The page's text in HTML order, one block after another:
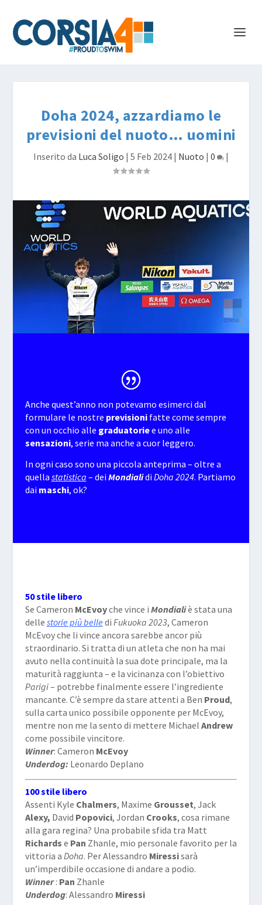
Doha 2024, azzardiamo le
previsioni del nuoto… uomini
Inserito da Luca Soligo | 5 Feb 2024 | Nuoto | 0 |
Anche quest’anno non potevamo esimerci dal
formulare le nostre previsionifatte come sempre
con un occhio alle graduatoriee uno alle
sensazioni, serie ma anche a cuor leggero.
In ogni caso sono una piccola anteprima – oltre a
quella statistica – deiMondialidiDoha 2024. Partiamo
dai maschi, ok?
50 stile libero
Se Cameron McEvoyche vince i Mondialiè stata una
delle storie più belle di Fukuoka 2023, Cameron
McEvoy che li vince ancora sarebbe ancor più
straordinario. Si tratta di un atleta che non ha mai
avuto nella continuità la sua dote principale, ma la
maturità raggiunta – e la vicinanza con l’obiettivo
Parigi– potrebbe finalmente essere l’ingrediente
mancante. C’è sempre da stare attenti a Ben Proud,
sulla carta unico possibile opponente per McEvoy,
mentre non me la sento di mettere Michael Andrew
come possibile vincitore.
Winner: Cameron McEvoy
Underdog: Leonardo Deplano
100 stile libero
Assenti Kyle Chalmers, Maxime Grousset, Jack
Alexy, David Popovici, Jordan Crooks, cosa rimane
alla gara regina? Una probabile sfida tra Matt
Richards e Pan Zhanle, mio personale favorito per la
vittoria a Doha. Per Alessandro Miressisarà
un’imperdibile occasione di andare a podio.
Winner : Pan Zhanle
Underdog: Alessandro Miressi